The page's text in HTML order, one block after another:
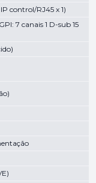
control/RJ45 x 1)
7 canais 1 D-sub 15